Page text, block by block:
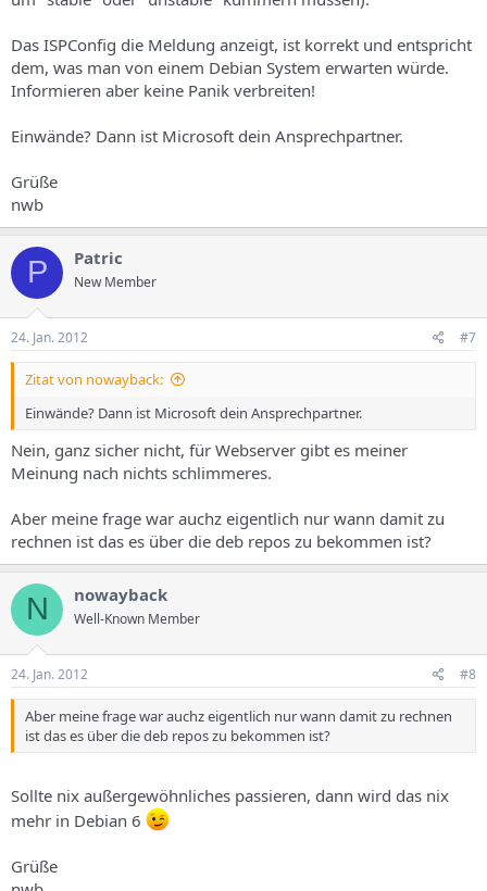
Das ISPConfig die Meldung anzeigt, ist korrekt und entspricht
dem, was man von einem Debian System erwarten würde.
Informieren aber keine Panik verbreiten!
Einwände? Dann ist Microsoft dein Ansprechpartner.
Grüße
nwb
P Patric
New Member
24. Jan. 2012 #7
Zitat von nowayback:
Einwände? Dann ist Microsoft dein Ansprechpartner.
Nein, ganz sicher nicht, für Webserver gibt es meiner
Meinung nach nichts schlimmeres.
Aber meine frage war auchz eigentlich nur wann damit zu
rechnen ist das es über die deb repos zu bekommen ist?
N nowayback
Well-Known Member
24. Jan. 2012 #8
Aber meine frage war auchz eigentlich nur wann damit zu rechnen
ist das es über die deb repos zu bekommen ist?
Sollte nix außergewöhnliches passieren, dann wird das nix
mehr in Debian 6
Grüße